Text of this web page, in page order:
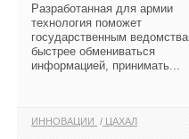
Разработанная для армии
технология поможет
государственным
быстрее обмениваться
информацией, принимать...
ИННОВАЦИИ ЦАХАЛ